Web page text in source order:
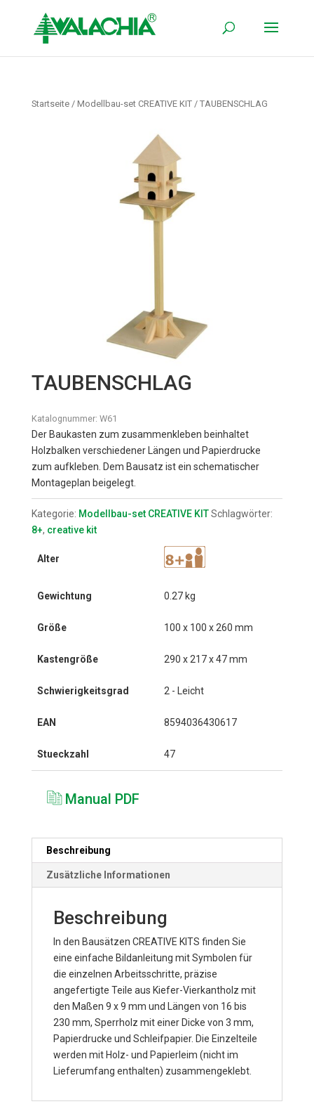
Startseite/ Modellbau-set CREATIVE KIT/ TAUBENSCHLAG
TAUBENSCHLAG
Katalognummer: W61
Der Baukasten zum zusammenkleben beinhaltet
Holzbalken verschiedener Längen und Papierdrucke
zum aufkleben. Dem Bausatz ist ein schematischer
Montageplan beigelegt.
Kategorie: Modellbau-set CREATIVE KIT Schlagwörter:
8+, creative kit
Alter
Gewichtung 0.27 kg
Größe 100 x 100 x 260 mm
Kastengröße 290 x 217 x 47 mm
Schwierigkeitsgrad 2 - Leicht
EAN 8594036430617
Stueckzahl 47
Manual PDF
Beschreibung
Zusätzliche Informationen
Beschreibung
In den Bausätzen CREATIVE KITS finden Sie
eine einfache Bildanleitung mit Symbolen für
die einzelnen Arbeitsschritte, präzise
angefertigte Teile aus Kiefer-Vierkantholz mit
den Maßen 9 x 9 mm und Längen von 16 bis
230 mm, Sperrholz mit einer Dicke von 3 mm,
Papierdrucke und Schleifpapier. Die Einzelteile
werden mit Holz- und Papierleim (nicht im
Lieferumfang enthalten) zusammengeklebt.